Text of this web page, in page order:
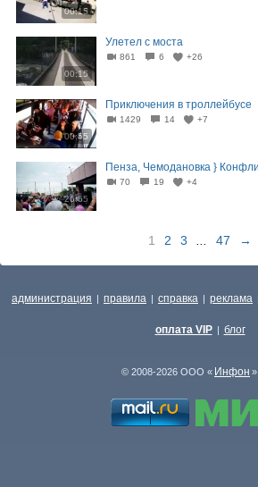
00:15
00:15
Улетел с моста
861 6 +26
00:55
Приключения в троллейбусе
1429 14 +7
26:55
Пенза, Чемодановка }
70 19 +4
1 2 3 47 →
администрация | правила | справка | реклама
оплата VIP | блог
© 2008-2026 ООО « Инфон »